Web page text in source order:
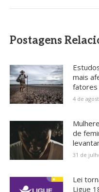
Postagens
mais
fatores
4 de
de
31 de
Lei
Ligue